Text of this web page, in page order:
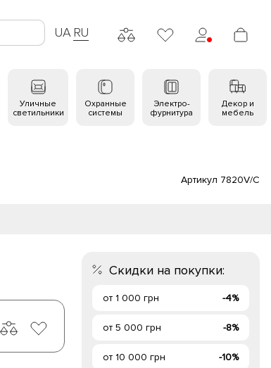
UA RU
Уличные
светильники
Охранные
системы
Электро-
фурнитура
Декор и
мебель
Артикул 7820V/C
Скидки на покупки:
от 1 000 грн -4%
от 5 000 грн -8%
от 10 000 грн -10%